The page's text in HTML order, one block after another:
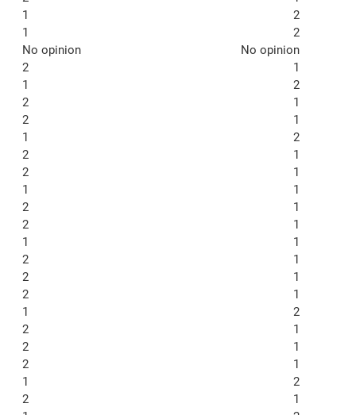
1
2
1
2
No opinion
No opinion
2
1
1
2
2
1
2
1
1
2
2
1
2
1
1
1
2
1
2
1
1
1
2
1
2
1
2
1
1
2
2
1
2
1
2
1
1
2
2
1